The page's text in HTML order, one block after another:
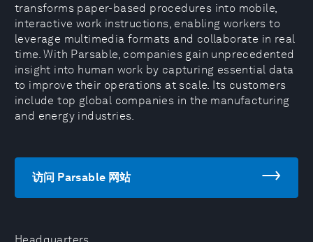
transforms paper-based procedures into mobile,
interactive work instructions, enabling workers to
leverage multimedia formats and collaborate in real
time. With Parsable, companies gain unprecedented
insight into human work by capturing essential data
to improve their operations at scale. Its customers
include top global companies in the manufacturing
and energy industries.
访问 Parsable 网站